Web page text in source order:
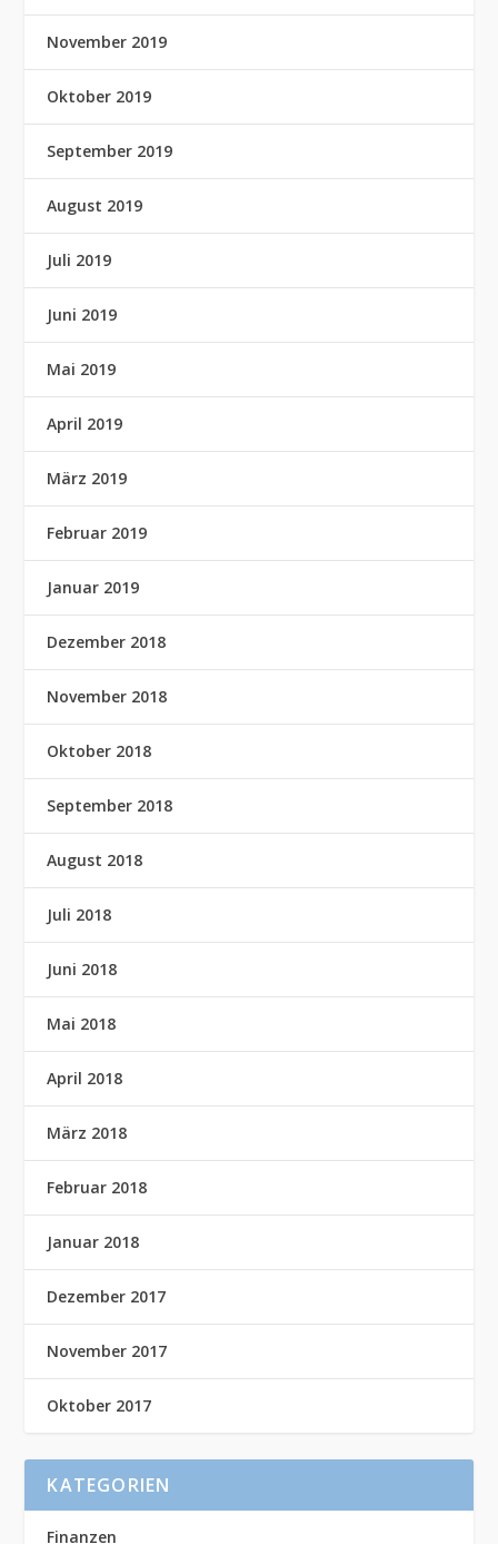
November 2019
Oktober 2019
September 2019
August 2019
Juli 2019
Juni 2019
Mai 2019
April 2019
März 2019
Februar 2019
Januar 2019
Dezember 2018
November 2018
Oktober 2018
September 2018
August 2018
Juli 2018
Juni 2018
Mai 2018
April 2018
März 2018
Februar 2018
Januar 2018
Dezember 2017
November 2017
Oktober 2017
KATEGORIEN
Finanzen